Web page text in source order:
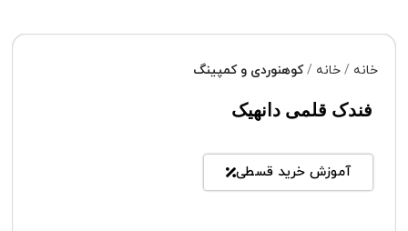
خانه خانه کوهنوردی و کمپینگ
فندک قلمی دانهیک
آموزش خرید قسطی